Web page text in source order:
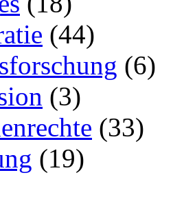
(44)
(6)
(3)
(33)
(19)